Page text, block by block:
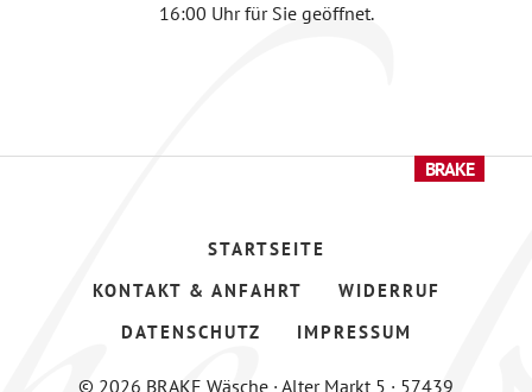
16:00 Uhr für Sie geöffnet.
STARTSEITE
KONTAKT & ANFAHRT
WIDERRUF
DATENSCHUTZ
IMPRESSUM
© 2026 BRAKE Wäsche · Alter Markt 5 · 57439